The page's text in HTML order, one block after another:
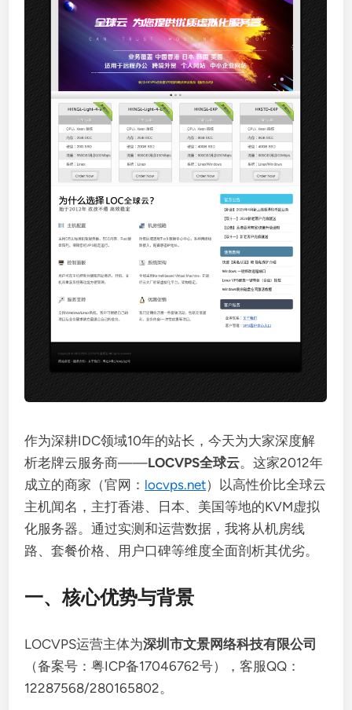
作为深耕IDC领域10年的站长，今天为大家深度解
析老牌云服务商——LOCVPS全球云。这家2012年
成立的商家（官网： locvps.net）以高性价比全球云
主机闻名，主打香港、日本、美国等地的KVM虚拟
化服务器。通过实测和运营数据，我将从机房线
路、套餐价格、用户口碑等维度全面剖析其优劣。
一、核心优势与背景
LOCVPS运营主体为深圳市文景网络科技有限公司
（备案号：粤ICP备17046762号），客服QQ：
12287568/280165802。